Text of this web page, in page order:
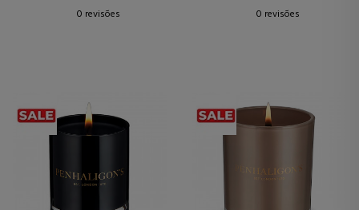
0 revisões
0 revisões